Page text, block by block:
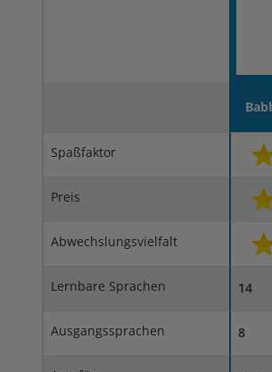
Spaßfaktor
Preis
Abwechslungsvielfalt
Lernbare Sprachen 14
Ausgangssprachen 8